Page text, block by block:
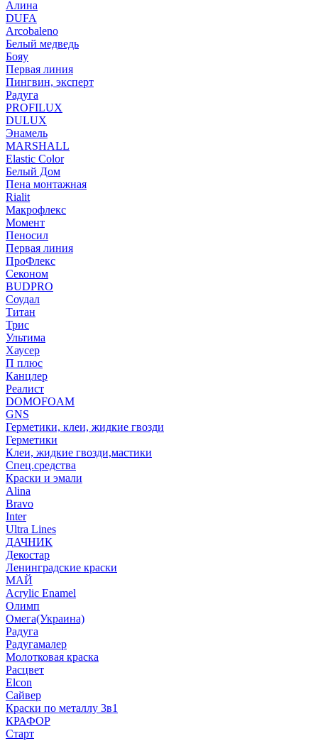
Алина
DUFA
Arcobaleno
Белый медведь
Бояу
Первая линия
Пингвин, эксперт
Радуга
PROFILUX
DULUX
Энамель
MARSHALL
Elastic Color
Белый Дом
Пена монтажная
Rialit
Макрофлекс
Момент
Пеносил
Первая линия
ПроФлекс
Секоном
BUDPRO
Соудал
Титан
Трис
Ультима
Хаусер
П плюс
Канцлер
Реалист
DOMOFOAM
GNS
Герметики, клеи, жидкие гвозди
Герметики
Клеи, жидкие гвозди,мастики
Спец.средства
Краски и эмали
Alina
Bravo
Inter
Ultra Lines
ДАЧНИК
Декостар
Ленинградские краски
МАЙ
Acrylic Enamel
Олимп
Омега(Украина)
Радуга
Радугамалер
Молотковая краска
Расцвет
Elcon
Сайвер
Краски по металлу 3в1
КРАФОР
Старт